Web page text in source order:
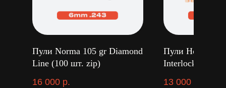
Пули Norma 105 gr Diamond
Line (100 шт. zip)
16 000 р.
Пули Hornady
Interlock (100
13 000